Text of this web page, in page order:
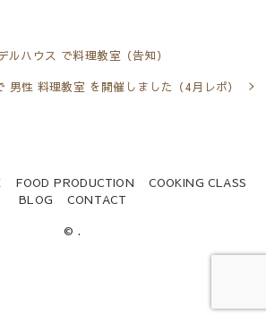
ルハウス で料理教室（告知）
男性 料理教室 を開催しました（4月レポ）
FOOD PRODUCTION
COOKING CLASS
BLOG
CONTACT
© .